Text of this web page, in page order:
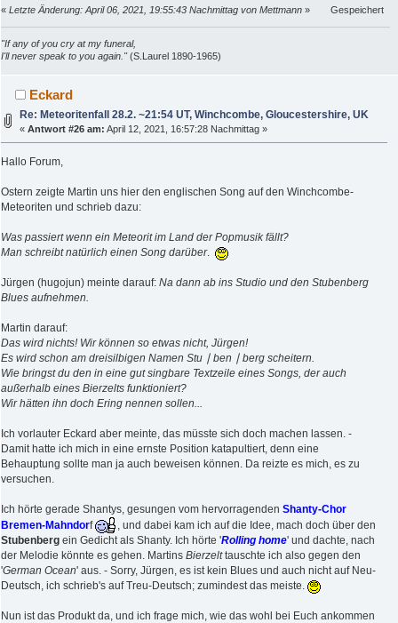
« Letzte Änderung: April 06, 2021, 19:55:43 Nachmittag von Mettmann » Gespeichert
"If any of you cry at my funeral,
I'll never speak to you again."(S.Laurel 1890-1965)
Eckard
Re: Meteoritenfall 28.2. ~21:54 UT, Winchcombe, Gloucestershire, UK
«Antwort #26 am: April 12, 2021, 16:57:28 Nachmittag »
Hallo Forum,
Ostern zeigte Martin uns hier den englischen Song auf den Winchcombe-
Meteoriten und schrieb dazu:
Was passiert wenn ein Meteorit im Land der Popmusik fällt?
Man schreibt natürlich einen Song darüber.
Jürgen (hugojun) meinte darauf: Na dann ab ins Studio und den Stubenberg
Blues aufnehmen.
Martin darauf:
Das wird nichts! Wir können so etwas nicht, Jürgen!
Es wird schon am dreisilbigen Namen Stu ∣ ben ∣ berg scheitern.
Wie bringst du den in eine gut singbare Textzeile eines Songs, der auch
außerhalb eines Bierzelts funktioniert?
Wir hätten ihn doch Ering nennen sollen...
Ich vorlauter Eckard aber meinte, das müsste sich doch machen lassen. -
Damit hatte ich mich in eine ernste Position katapultiert, denn eine
Behauptung sollte man ja auch beweisen können. Da reizte es mich, es zu
versuchen.
Ich hörte gerade Shantys, gesungen vom hervorragenden Shanty-Chor
Bremen-Mahndorf
, und dabei kam ich auf die Idee, mach doch über den
Stubenberg ein Gedicht als Shanty. Ich hörte 'Rolling home' und dachte, nach
der Melodie könnte es gehen. Martins Bierzelttauschte ich also gegen den
'German Ocean' aus. - Sorry, Jürgen, es ist kein Blues und auch nicht auf Neu-
Deutsch, ich schrieb's auf Treu-Deutsch; zumindest das meiste.
Nun ist das Produkt da, und ich frage mich, wie das wohl bei Euch ankommen